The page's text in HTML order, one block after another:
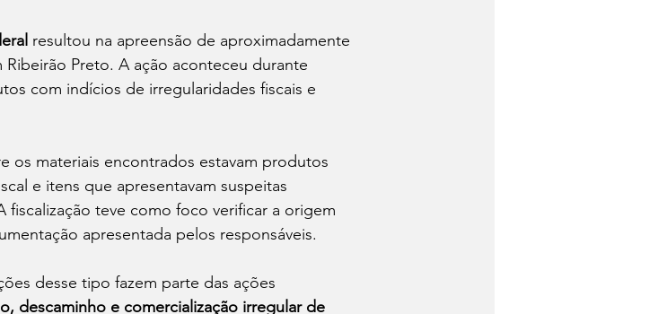
resultou na apreensão de aproximadamente
Ribeirão Preto. A ação aconteceu durante
com indícios de irregularidades fiscais e
os materiais encontrados estavam produtos
e itens que apresentavam suspeitas
fiscalização teve como foco verificar a origem
apresentada pelos responsáveis.
desse tipo fazem parte das ações
descaminho e comercialização irregular de